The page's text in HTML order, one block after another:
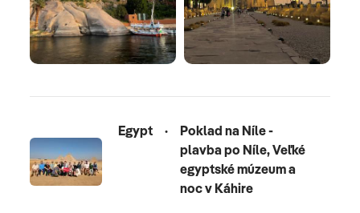
Egypt ·
Poklad na Níle -
plavba po Níle, Veľké
egyptské múzeum a
noc v Káhire